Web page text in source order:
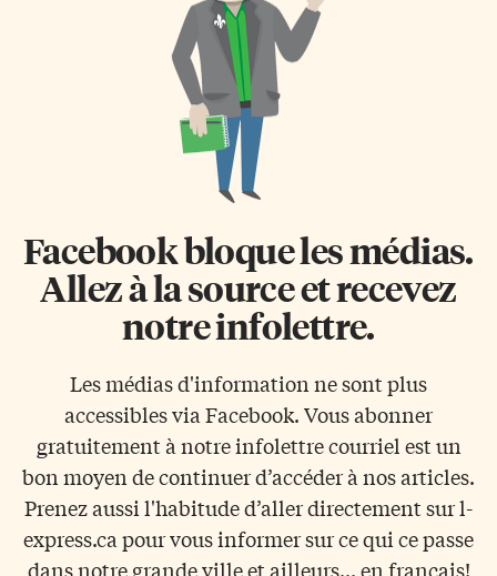
Facebook bloque les médias.
Allez à la source et recevez
notre infolettre.
Les médias d'information ne sont plus
accessibles via Facebook. Vous abonner
gratuitement à notre infolettre courriel est un
bon moyen de continuer d’accéder à nos articles.
Prenez aussi l'habitude d’aller directement sur l-
express.ca pour vous informer sur ce qui ce passe
dans notre grande ville et ailleurs... en français!